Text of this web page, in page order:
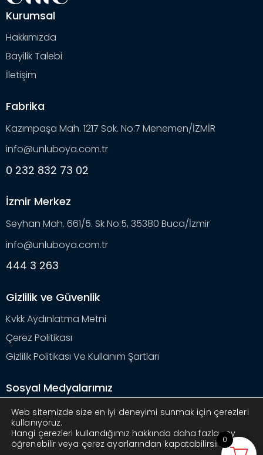
Kurumsal
Hakkımızda
Bayilik Talebi
İletişim
Fabrika
Kazımpaşa Mah. 1217 Sok. No:7 Menemen/İZMİR
info@unluboya.com.tr
0 232 832 73 02
İzmir Merkez
Seyhan Mah. 661/5. Sk No:5, 35380 Buca/İzmir
info@unluboya.com.tr
444 3 263
Gizlilik ve Güvenlik
Kvkk Aydınlatma Metni
Çerez Politikası
Gizlilik Politikası Ve Kullanım Şartları
Sosyal Medyalarımız
Web sitemizde size en iyi deneyimi sunmak için çerezleri
kullanıyoruz.
Hangi çerezleri kullandığımız hakkında daha fazla şey
öğrenebilir veya çerez ayarlarından kapatabilirsiniz.
0